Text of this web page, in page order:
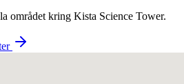
området kring Kista Science Tower.